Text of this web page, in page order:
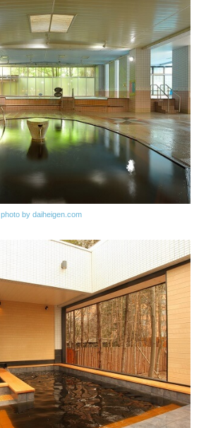
photo by daiheigen.com